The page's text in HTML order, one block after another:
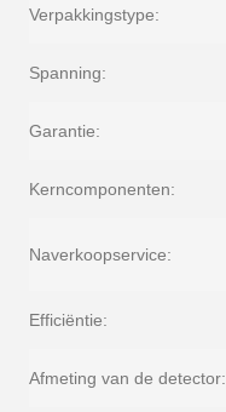
Verpakkingstype:
Spanning:
Garantie:
Kerncomponenten:
Naverkoopservice:
Efficiëntie:
Afmeting van de detector: